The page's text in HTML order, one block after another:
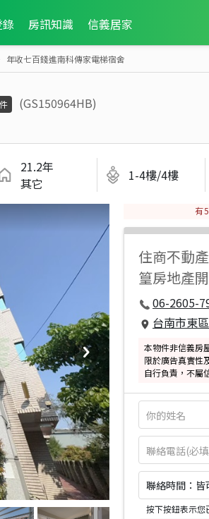
錄 房訊知識 信義居家
年收七百錢進南科傳家電梯宿舍
(GS150964HB)
21.2年
其它
1-4樓/4樓
有5
住商不動產
篁房地產
06-2605-
台南市東
本物件非信義房
限於廣告真實性
自行負責，不屬
聯絡時間：
按下按鈕表示您